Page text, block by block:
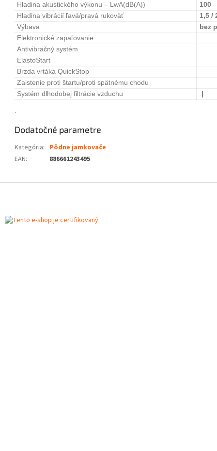
Hladina akustického výkonu – LwA(dB(A))
100
Hladina vibrácií ľavá/pravá rukoväť
1,5 /
Výbava
bez
Elektronické zapaľovanie
Antivibračný systém
ElastoStart
Brzda vrtáka QuickStop
Zaistenie proti štartu/proti spätnému chodu
Systém dlhodobej filtrácie vzduchu
|
.
Dodatočné parametre
Kategória: Pôdne jamkovače
EAN: 886661243495